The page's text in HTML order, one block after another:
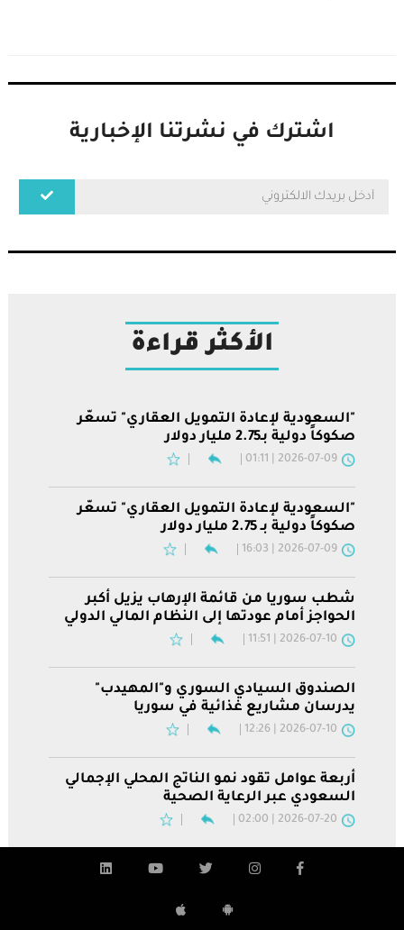
اشترك في نشرتنا الإخبارية
الأكثر قراءة
"السعودية لإعادة التمويل العقاري" تسعّر
صكوكاً دولية بـ2.75 مليار دولار
2026-07-09 | 01:11
"السعودية لإعادة التمويل العقاري" تسعّر
صكوكاً دولية بـ 2.75 مليار دولار
2026-07-09 | 16:03
شطب سوريا من قائمة الإرهاب يزيل أكبر
الحواجز أمام عودتها إلى النظام المالي الدولي
2026-07-10 | 11:51
الصندوق السيادي السوري و"المهيدب"
يدرسان مشاريع غذائية في سوريا
2026-07-10 | 12:26
أربعة عوامل تقود نمو الناتج المحلي الإجمالي
السعودي عبر الرعاية الصحية
2026-07-20 | 02:00
ضيف إلى القرار الأساسي أن “على المؤسسات كافة التي